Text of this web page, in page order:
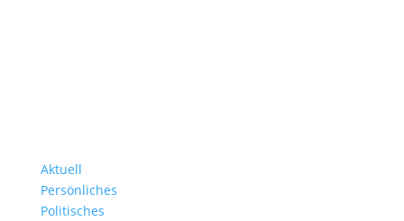
Aktuell
Persönliches
Politisches